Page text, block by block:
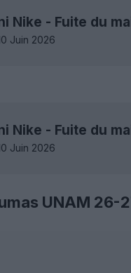
Nike - Fuite du
Juin 2026
Nike - Fuite du
Juin 2026
UNAM 26-